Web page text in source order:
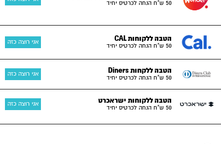
50 ש"ח הנחה לכרטיס יחיד
הטבה ללקוחות CAL
50 ש"ח הנחה לכרטיס יחיד
אני רוצה כזה
הטבה ללקחות Diners
50 ש"ח הנחה לכרטיס יחיד
אני רוצה כזה
הטבה ללקוחות ישראכרט
50 ש"ח הנחה לכרטיס יחיד
אני רוצה כזה